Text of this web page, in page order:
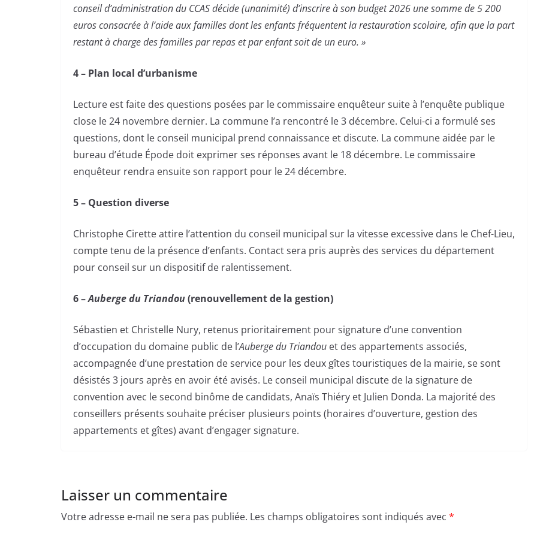
conseil d’administration du CCAS décide (unanimité) d’inscrire à son budget 2026 une somme de 5 200
euros consacrée à l’aide aux familles dont les enfants fréquentent la restauration scolaire, afin que la part
restant à charge des familles par repas et par enfant soit de un euro. »
4 – Plan local d’urbanisme
Lecture est faite des questions posées par le commissaire enquêteur suite à l’enquête publique
close le 24 novembre dernier. La commune l’a rencontré le 3 décembre. Celui-ci a formulé ses
questions, dont le conseil municipal prend connaissance et discute. La commune aidée par le
bureau d’étude Épode doit exprimer ses réponses avant le 18 décembre. Le commissaire
enquêteur rendra ensuite son rapport pour le 24 décembre.
5 – Question diverse
Christophe Cirette attire l’attention du conseil municipal sur la vitesse excessive dans le Chef-Lieu,
compte tenu de la présence d’enfants. Contact sera pris auprès des services du département
pour conseil sur un dispositif de ralentissement.
6 –Auberge du Triandou(renouvellement de la gestion)
Sébastien et Christelle Nury, retenus prioritairement pour signature d’une convention
d’occupation du domaine public de l’Auberge du Triandou et des appartements associés,
accompagnée d’une prestation de service pour les deux gîtes touristiques de la mairie, se sont
désistés 3 jours après en avoir été avisés. Le conseil municipal discute de la signature de
convention avec le second binôme de candidats, Anaïs Thiéry et Julien Donda. La majorité des
conseillers présents souhaite préciser plusieurs points (horaires d’ouverture, gestion des
appartements et gîtes) avant d’engager signature.
Laisser un commentaire
Votre adresse e-mail ne sera pas publiée. Les champs obligatoires sont indiqués avec *